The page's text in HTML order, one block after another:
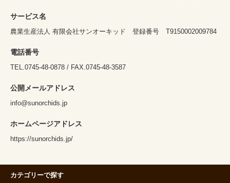
サービス名
農業生産法人 有限会社サンオーキッド 登録番号 T9150002009784
電話番号
TEL.0745-48-0878 / FAX.0745-48-3587
公開メールアドレス
info@sunorchids.jp
ホームページアドレス
https://sunorchids.jp/
カテゴリーで探す